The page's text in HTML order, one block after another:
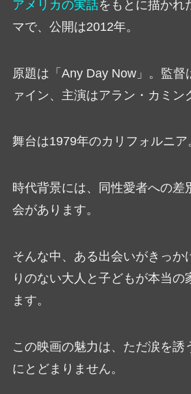
アメリカの実話をもとに描かれ
マで、公開は2012年。
原題は「Any Day Now」。監督
ァイン、主演はアラン・カミン
舞台は1979年のカリフォルニア
時代背景には、同性愛者への差
会があります。
そんな中、ある出会いがきっか
りのない大人と子どもが本当の
ます。
この映画の魅力は、ただ涙を誘
にとどまりません。